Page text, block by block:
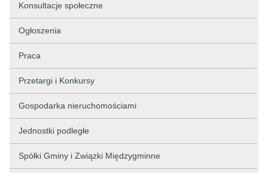
Konsultacje społeczne
Ogłoszenia
Praca
Przetargi i Konkursy
Gospodarka nieruchomościami
Jednostki podległe
Spółki Gminy i Związki Międzygminne